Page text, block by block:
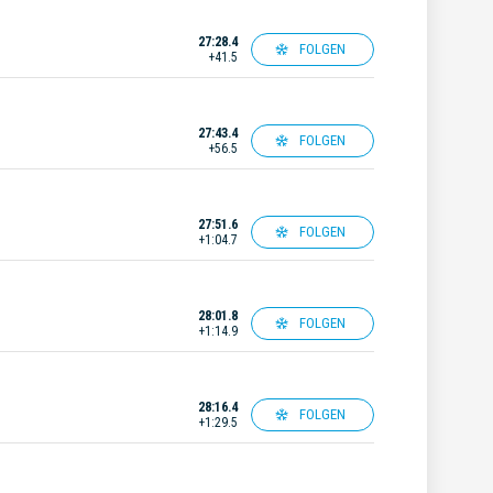
27:28.4
+41.5
FOLGEN
27:43.4
+56.5
FOLGEN
27:51.6
+1:04.7
FOLGEN
28:01.8
+1:14.9
FOLGEN
28:16.4
+1:29.5
FOLGEN